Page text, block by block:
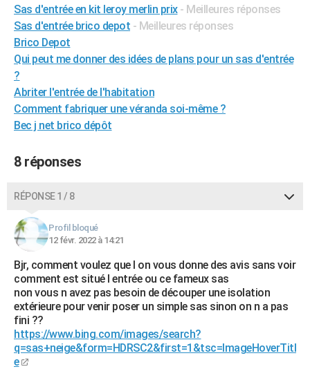
BONS PLANS
CARTE DE VOEUX
Carte de Noël
Carte Bonne année
Carte Saint-Valentin
Carte Pâques
Carte d'anniversaire
DICTIONNAIRE
Dictionnaire
Biographies
Citations
Expressions
Proverbes
PROGRAMME TV
COPAINS D'AVANT
Bricolage
Lifestyle
Culture
Sport
Auto
Television
Voyage
Cinema
Sas d'entrée en kit leroy merlin prix - Meilleures réponses
Sas d'entrée brico depot - Meilleures réponses
Brico Depot
Qui peut me donner des idées de plans pour un sas d'entrée
?
Abriter l'entrée de l'habitation
Comment fabriquer une véranda soi-même ?
Bec j net brico dépôt
8 réponses
RÉPONSE 1 / 8
Profil bloqué
12 févr. 2022 à 14:21
Bjr, comment voulez que l on vous donne des avis sans voir
comment est situé l entrée ou ce fameux sas
non vous n avez pas besoin de découper une isolation
extérieure pour venir poser un simple sas sinon on n a pas
fini ??
https://www.bing.com/images/search?
q=sas+neige&form=HDRSC2&first=1&tsc=ImageHoverTitl
e